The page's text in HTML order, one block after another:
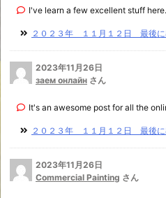
I've learn a few excellent stuff
２０２３年 １１月１２日 最後に
2023年11月26日
заем онлайн さん
It's an awesome post for all the
２０２３年 １１月１２日 最後に
2023年11月26日
Commercial Painting さん